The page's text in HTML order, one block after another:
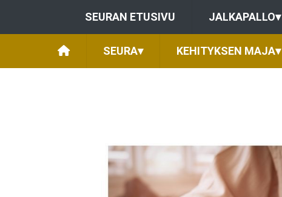
SEURAN ETUSIVU JALKAPALLO▾
SEURA▾ KEHITYKSEN MAJA▾